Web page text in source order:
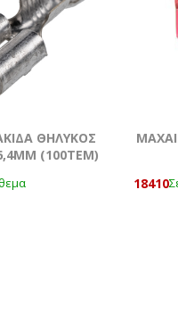
ΘΗΛΥΚΟΣ
(100ΤΕΜ)
18410